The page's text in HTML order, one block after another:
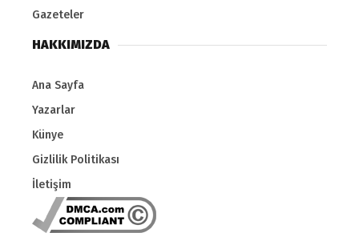
Gazeteler
HAKKIMIZDA
Ana Sayfa
Yazarlar
Künye
Gizlilik Politikası
İletişim